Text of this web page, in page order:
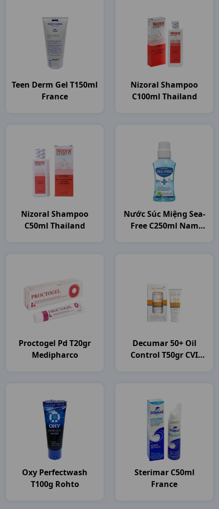
Teen Derm Gel T150ml
France
Nizoral Shampoo
C100ml Thailand
Nizoral Shampoo
C50ml Thailand
Nước Súc Miệng Sea-
Free C250ml Nam
Proctogel Pd T20gr
Medipharco
Decumar 50+ Oil
Control T50gr CVI
Oxy Perfectwash
T100g Rohto
Sterimar C50ml
France